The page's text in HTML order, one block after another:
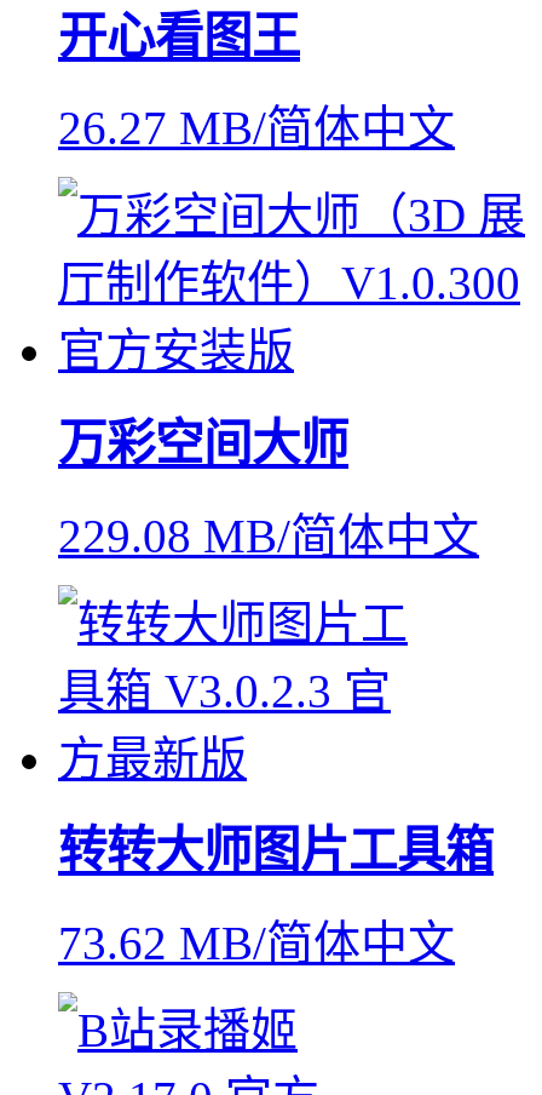
开心看图王
26.27 MB/简体中文
万彩空间大师
229.08 MB/简体中文
转转大师图片工具箱
73.62 MB/简体中文